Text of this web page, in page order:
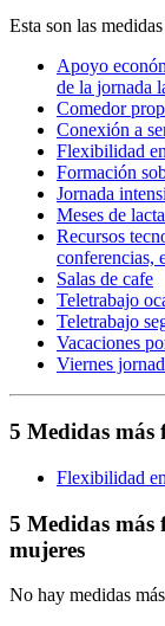
Esta son las
Apoyo
de la jornada
Comedor
Conexión a
Flexibilidad
Formación
Jornada
Meses de
Recursos
conferencias,
Salas de cafe
Teletrabajo
Teletrabajo
Vacaciones
Viernes
5 Medidas más
Flexibilidad
5 Medidas más
mujeres
No hay medidas